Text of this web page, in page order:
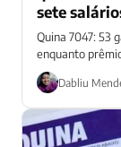
sete
Quina 7047: 53
enquanto
R$ 11,5 milhões
Dabliu